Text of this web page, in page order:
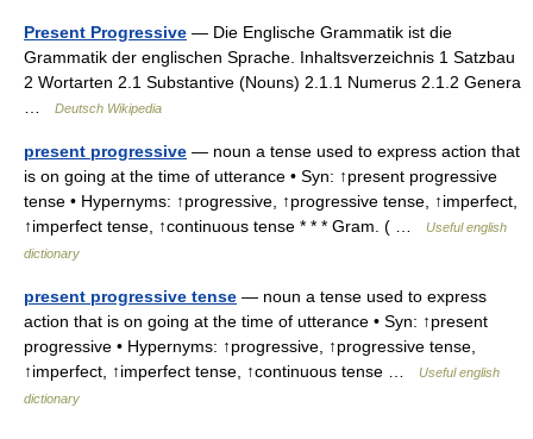
Present Progressive — Die Englische Grammatik ist die
Grammatik der englischen Sprache. Inhaltsverzeichnis 1 Satzbau
2 Wortarten 2.1 Substantive (Nouns) 2.1.1 Numerus 2.1.2 Genera
Deutsch Wikipedia
present progressive — noun a tense used to express action that
is on going at the time of utterance • Syn: ↑present progressive
tense • Hypernyms: ↑progressive, ↑progressive tense, ↑imperfect,
↑imperfect tense, ↑continuous tense * * * Gram. ( …
Useful english
dictionary
present progressive tense — noun a tense used to express
action that is on going at the time of utterance • Syn: ↑present
progressive • Hypernyms: ↑progressive, ↑progressive tense,
↑imperfect, ↑imperfect tense, ↑continuous tense …
Useful english
dictionary